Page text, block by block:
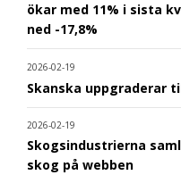
ökar med 11% i sista
ned -17,8%
2026-02-19
Skanska uppgraderar
2026-02-19
Skogsindustrierna
skog på webben